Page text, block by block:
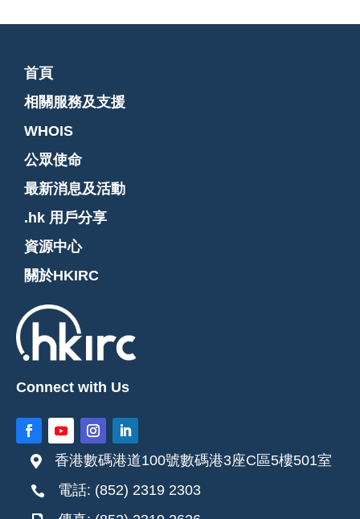
首頁
相關服務及支援
WHOIS
公眾使命
最新消息及活動
.hk 用戶分享
資源中心
關於HKIRC
Connect with Us
 香港數碼港道100號數碼港3座C區5樓501室
 電話: (852) 2319 2303